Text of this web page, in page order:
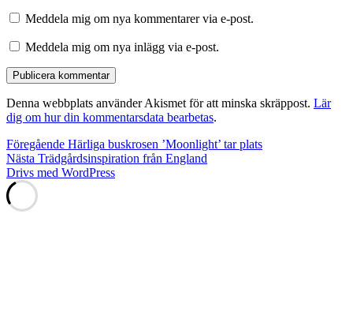
Meddela mig om nya kommentarer via e-post.
Meddela mig om nya inlägg via e-post.
Denna webbplats använder Akismet för att minska skräppost. Lär
dig om hur din kommentarsdata bearbetas.
Inläggsnavigering
Föregående Föregående
inlägg:
Härliga buskrosen ’Moonlight’ tar plats
Nästa Nästa
inlägg:
Trädgårdsinspiration från England
Drivs med WordPress